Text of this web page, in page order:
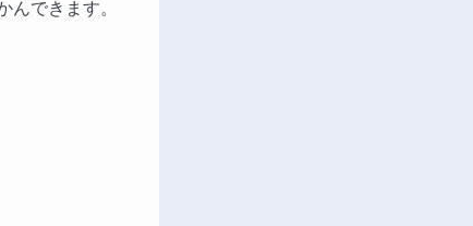
できます。